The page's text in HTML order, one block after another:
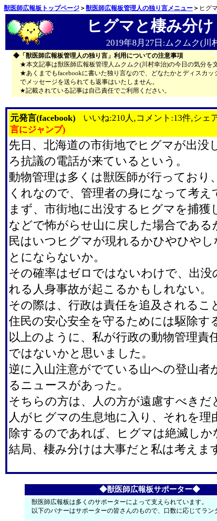
獣医師広報板トップページ ＞ 獣医師広報板管理人の独り言メニュー ＞ ヒグ
ヒグマと棲み分け
2019年8月27日:ムクムク(川
◆「獣医師広報板管理人の独り言」利用についての注意事項
★本文記事は獣医師広報板管理人ムクムク(川村幸治)の今日の気分を
★あくまでもfacebookに書いた独り言なので、どなたかとディスカ
でメッセージを送られても返事はいたしません。
★記載されている記事は自己責任でご利用ください。
元発言(facebook)
いいね:210人,コメント:13件,シェ
言にジャンプ)
先日、北海道の市街地でヒグマが出没
ろ抗議の電話が来ているという。
動物管理は多くは獣医師が行っており
くれなので、管理者の身になって考え
まず、市街地に出没するヒグマを捕獲
などで怖がらせ山に戻した場合である
民はいつヒグマが現れるかひやひや
とにならないか。
その確率はゼロではないわけで、出没
れる人身事故が起こるかもしれない。
その際は、行政は責任を追及されるこ
住民の安心安全を守るためには駆除す
以上のように、私が行政の動物管理責
ではないかと思いました。
逆に入山注意がでている山への登山者
るニュースがあった。
そちらの方は、人の方が遠慮すべきだ
人がヒグマの生息地に入り、それを理
除するのであれば、ヒグマは絶滅しか
結局、棲み分けは大事だと私は考えま
◆獣医師広報板サポーター◆
獣医師広報板は多くのサポーターによって支えられています。
以下のバナーはサポーターの皆さんのもので、口数に応じてラ